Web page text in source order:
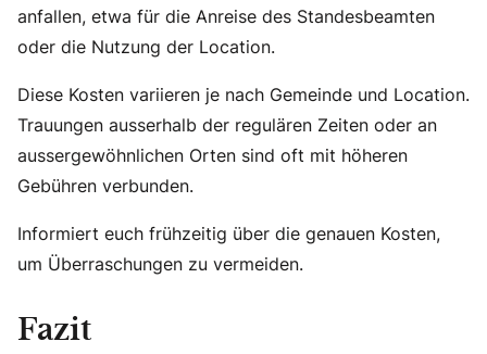
anfallen, etwa für die Anreise des Standesbeamten
oder die Nutzung der Location.
Diese Kosten variieren je nach Gemeinde und Location.
Trauungen ausserhalb der regulären Zeiten oder an
aussergewöhnlichen Orten sind oft mit höheren
Gebühren verbunden.
Informiert euch frühzeitig über die genauen Kosten,
um Überraschungen zu vermeiden.
Fazit